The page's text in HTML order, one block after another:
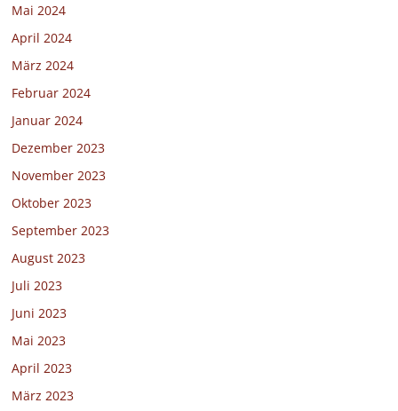
Mai 2024
April 2024
März 2024
Februar 2024
Januar 2024
Dezember 2023
November 2023
Oktober 2023
September 2023
August 2023
Juli 2023
Juni 2023
Mai 2023
April 2023
März 2023